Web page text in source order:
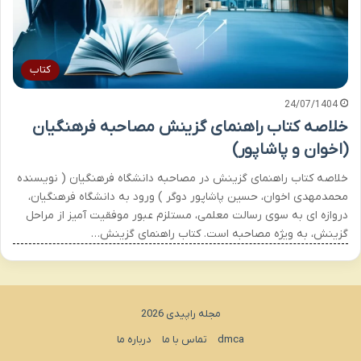
کتاب
24/07/1404
خلاصه کتاب راهنمای گزینش مصاحبه فرهنگیان
(اخوان و پاشاپور)
خلاصه کتاب راهنمای گزینش در مصاحبه دانشگاه فرهنگیان ( نویسنده
محمدمهدی اخوان، حسین پاشاپور دوگر ) ورود به دانشگاه فرهنگیان،
دروازه ای به سوی رسالت معلمی، مستلزم عبور موفقیت آمیز از مراحل
گزینش، به ویژه مصاحبه است. کتاب راهنمای گزینش…
مجله راپیدی 2026
dmca
تماس با ما درباره ما